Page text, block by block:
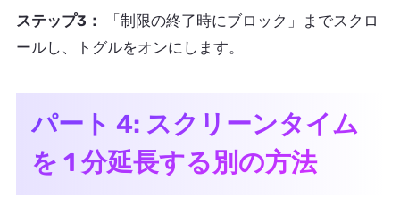
ステップ3：
「制限の終了時にブロック」までスクロ
ールし、トグルをオンにします。
パート 4: スクリーンタイム
を 1 分延長する別の方法